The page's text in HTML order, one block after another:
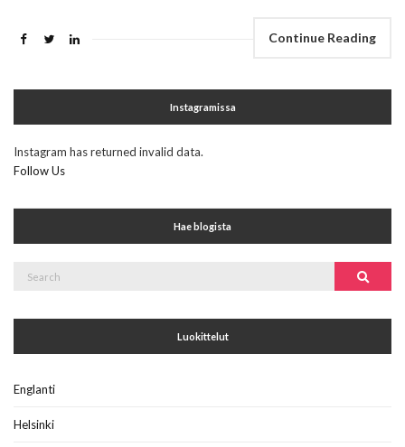
Continue Reading
Instagramissa
Instagram has returned invalid data.
Follow Us
Hae blogista
Search
Luokittelut
Englanti
Helsinki